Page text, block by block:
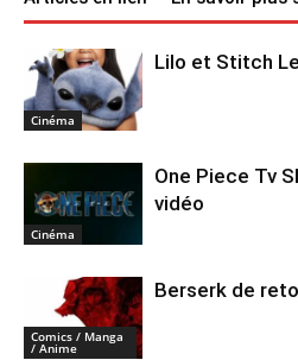
Cinéma
Lilo et Stitch
Cinéma
One Piece Tv
vidéo
Comics / Manga
/ Anime
Berserk de